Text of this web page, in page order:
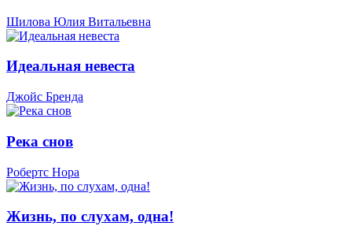
Шилова Юлия Витальевна
Идеальная невеста
Джойс Бренда
Река снов
Робертс Нора
Жизнь, по слухам, одна!